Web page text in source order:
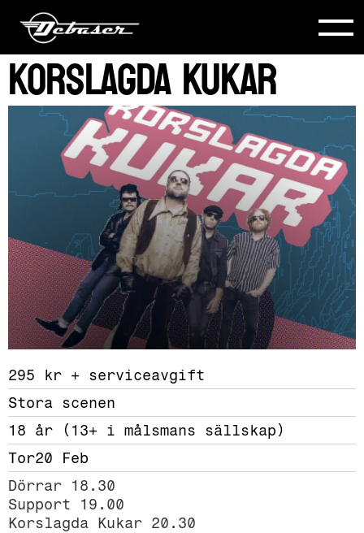
KORSLAGDA KUKAR
295 kr + serviceavgift
Stora scenen
18 år (13+ i målsmans sällskap)
Tor20 Feb
Dörrar 18.30
Support 19.00
Korslagda Kukar 20.30